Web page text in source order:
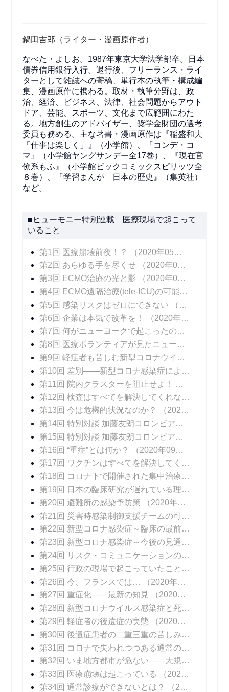
鍋田吉郎（ライター・漫画原作者）
なべた・よしお。1987年東京大学法学部卒。日本
債券信用銀行入行。退行後、フリーランス・ライ
ターとして雑誌への寄稿、単行本の執筆・構成編
集、漫画原作に携わる。取材・執筆分野は、政
治、経済、ビジネス、法律、社会問題からアウト
ドア、芸能、スポーツ、文化まで広範囲にわた
る。地方創生のアドバイザー、奨学金財団の選考
委員も務める。主な著書・漫画原作は『稲盛和夫
「仕事は楽しく」』（小学館）、『コンデ・コ
マ』（小学館ヤングサンデー全17巻）、『現在官
僚系もふ』（小学館ビックコミックスピリッツ全
８巻）、『学習まんが 日本の歴史』（集英社）
など。
■ヒューモニー特別連載 医療現場で起こって
いること
第1回 医療崩壊前夜！？
（2020年05月25日 掲載）
第2回 あらゆる手を尽くせ
（2020年06月01日 掲載）
第3回 ECMO治療の光と影
（2020年06月08日 掲載）
第4回 ECMO遠隔治療(tele-ICU)の可能性
第5回 感染リスクはゼロにできない
（2020年06月22日 掲載）
第6回 企業は本気で改革を！
（2020年06月29日 掲載）
第7回 何がニューヨークで起こったのか！？
第8回 医療ボランティアが見たニューヨークの医療崩壊
第9回 軽症者も苦しむ新型コロナウイルス感染症の後遺症
第10回 差別――新型コロナ感染症によるもうひとつの苦しみ
第11回 院内クラスターを阻止せよ！
（2020年08
第12回 検査はすべてを解決してくれない
第13回 今は危機的状況なのか？
（2020年08月17日 掲載）
第14回 特別対談 加藤友朗コロンビア大学医学部外科学教授 「いま、専門家に求められているものとは」
第15回 特別対談 加藤友朗コロンビア大学医学部外科学教授 「ニューヨークで行われているPCR検査の意味」
第16回 “重症”とは何か？
（2020年09月07日 掲載）
第17回 ワクチンはすべてを解決してくれない
第18回 コロナ下で開催された集中治療医学会
第19回 日本の臨床研究が遅れている理由
第20回 避難所の感染予防策
（2020年10月05日 掲載）
第21回 災害時感染制御支援チームの可能性
第22回 新型コロナ感染症～臨床の最前線
第23回 新型コロナ感染症～今後の見通し
第24回 リスク・コミュニケーションの難しさ
第25回 行政の現場で起こっていたこと
（2020年
第26回 今、フランスでは…
（2020年11月16日 掲載）
第27回 重症化――最新の知見
（2020年11月23日 掲載）
第28回 新型コロナウイルス感染症と死
（2020年
第29回 軽症者の後遺症の実態
（2020年12月07日 掲載）
第30回 後遺症患者の二重三重の苦しみ
（2020年
第31回 コロナで失われつつある通常の診療
第32回 いま地方都市が危ない――大規模院内クラスターはなぜ起こるのか
第33回 医療崩壊は起こっている
（2021年01月11日 掲載）
第34回 通常診療ができないとは？
（2021年01月18日 掲載）